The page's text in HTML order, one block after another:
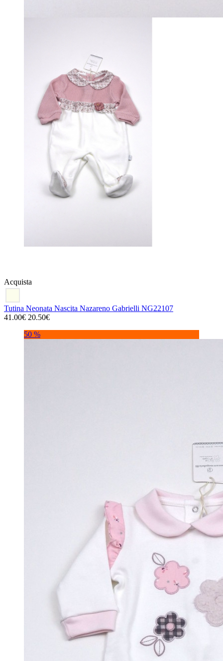
Acquista
Tutina Neonata Nascita Nazareno Gabrielli NG22107
41.00€ 20.50€
50 %